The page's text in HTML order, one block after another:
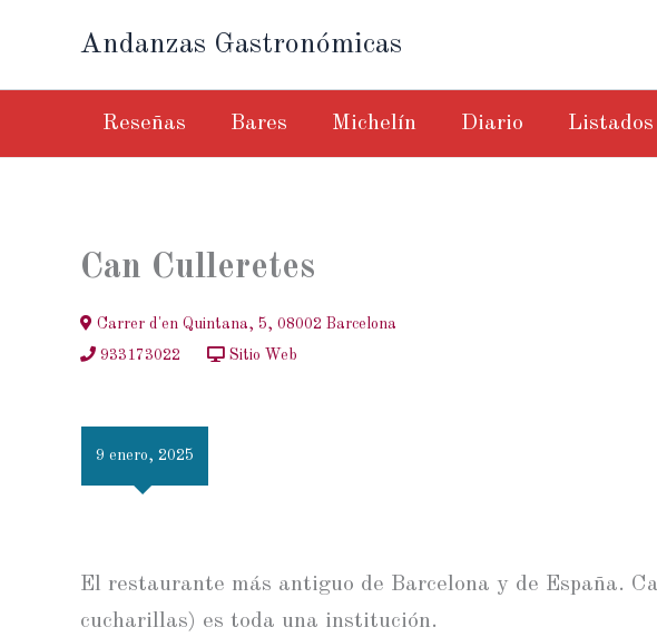
contenido
Andanzas Gastronómicas
Reseñas Bares Michelín Diario Listados
Can Culleretes
Carrer d'en Quintana, 5, 08002 Barcelona
933173022
Sitio Web
9 enero, 2025
El restaurante más antiguo de Barcelona y de España.
cucharillas) es toda una institución.